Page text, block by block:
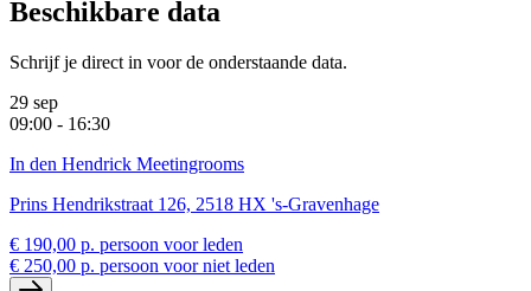
Beschikbare data
Schrijf je direct in voor de onderstaande data.
29 sep
09:00 - 16:30
In den Hendrick Meetingrooms
Prins Hendrikstraat 126, 2518 HX 's-Gravenhage
€ 190,00 p. persoon voor leden
€ 250,00 p. persoon voor niet leden